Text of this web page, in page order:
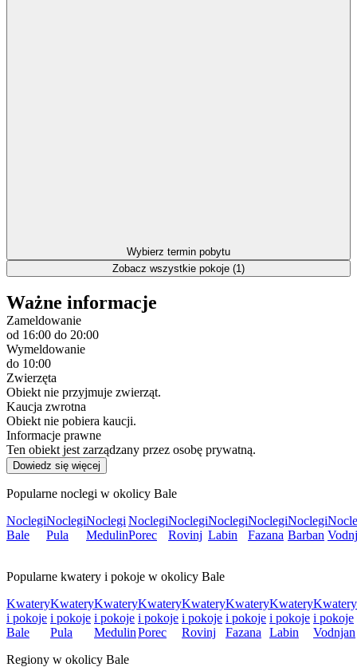
Wybierz termin pobytu
Zobacz wszystkie pokoje (1)
Ważne informacje
Zameldowanie
od 16:00 do 20:00
Wymeldowanie
do 10:00
Zwierzęta
Obiekt nie przyjmuje zwierząt.
Kaucja zwrotna
Obiekt nie pobiera kaucji.
Informacje prawne
Ten obiekt jest zarządzany przez osobę prywatną.
Dowiedz się więcej
Popularne noclegi w okolicy Bale
Noclegi
Bale
Noclegi
Pula
Noclegi
Medulin
Noclegi
Porec
Noclegi
Rovinj
Noclegi
Labin
Noclegi
Fazana
Noclegi
Barban
Popularne kwatery i pokoje w okolicy Bale
Kwatery
i pokoje
Bale
Kwatery
i pokoje
Pula
Kwatery
i pokoje
Medulin
Kwatery
i pokoje
Porec
Kwatery
i pokoje
Rovinj
Kwatery
i pokoje
Fazana
Kwatery
i pokoje
Labin
Kwatery
i pokoje
Vodnjan
Regiony w okolicy Bale